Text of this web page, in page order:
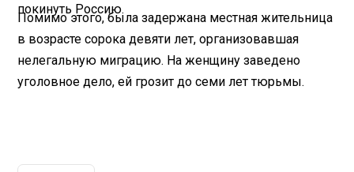
покинуть Россию.
Помимо этого, была задержана местная жительница
в возрасте сорока девяти лет, организовавшая
нелегальную миграцию. На женщину заведено
уголовное дело, ей грозит до семи лет тюрьмы.